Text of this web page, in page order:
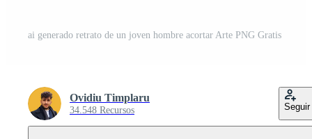
ai generado retrato de un joven hombre acortar Arte PNG Gratis
Ovidiu Timplaru
34.548 Recursos Seguir